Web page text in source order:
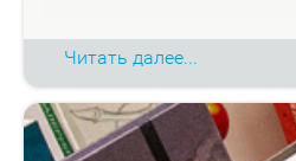
Читать далее...